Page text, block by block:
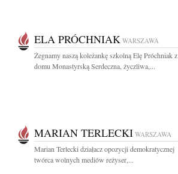
ELA PRÓCHNIAK WARSZAWA
Żegnamy naszą koleżankę szkolną Elę Próchniak z
domu Monastyrską Serdeczna, życzliwa,...
MARIAN TERLECKI WARSZAWA
Marian Terlecki działacz opozycji demokratycznej
twórca wolnych mediów reżyser,...